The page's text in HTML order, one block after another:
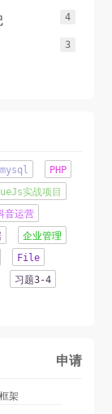
4
3
mysql
PHP
实战项目
音运营
企业管理
File
习题3-4
申请
架